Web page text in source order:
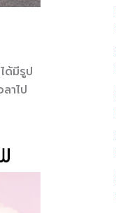
ด้มีรูป
าไป